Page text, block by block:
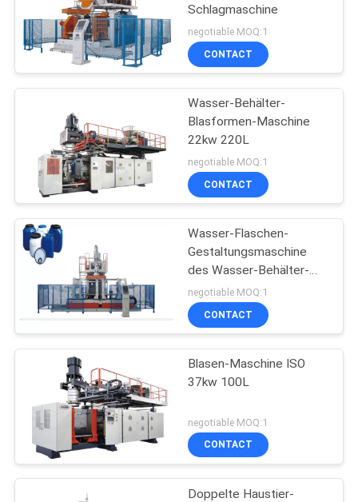
PRIVACY
POLICY
33
Überschüssige
Schlagmaschine
negotiable MOQ:1
CONTACT
Wasser-Behälter-
Blasformen-Maschine
22kw 220L
negotiable MOQ:1
CONTACT
Wasser-Flaschen-
Gestaltungsmaschine
des Wasser-Behälter-
Schlag-JWELL
negotiable MOQ:1
CONTACT
Blasen-Maschine ISO
37kw 100L
negotiable MOQ:1
CONTACT
Doppelte Haustier-